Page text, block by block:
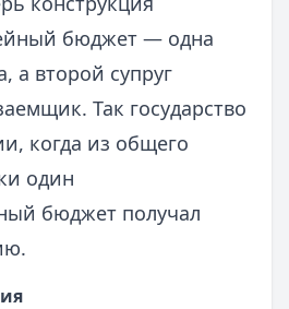
бюджет — одна
а второй супруг
Так государство
когда из общего
один
бюджет получал